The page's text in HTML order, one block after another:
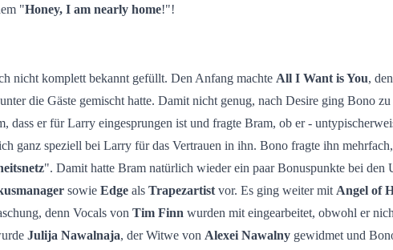
"Honey, I am nearly home!"!
nicht komplett bekannt gefüllt. Den Anfang machte All I Want is You,
die Gäste gemischt hatte. Damit nicht genug, nach Desire ging Bono zu
dass er für Larry eingesprungen ist und fragte Bram, ob er -
ganz speziell bei Larry für das Vertrauen in ihn. Bono fragte ihn
". Damit hatte Bram natürlich wieder ein paar Bonuspunkte bei
sowie Edge als Trapezartist vor. Es ging weiter mit Angel of
denn Vocals von Tim Finn wurden mit eingearbeitet, obwohl er
Julija Nawalnaja, der Witwe von Alexei Nawalny gewidmet und